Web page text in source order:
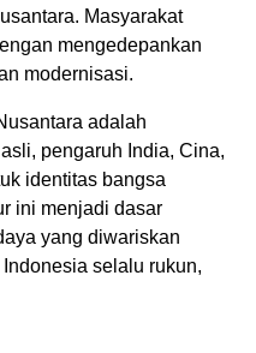
Masyarakat
mengedepankan
modernisasi.
adalah
pengaruh India, Cina,
identitas bangsa
ini menjadi dasar
yang diwariskan
selalu rukun,